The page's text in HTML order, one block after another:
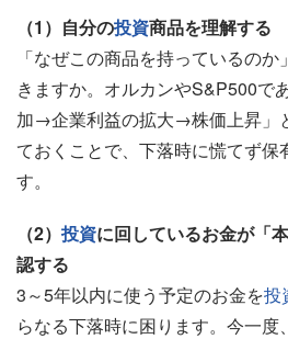
（1）自分の投資商品を理解する
「なぜこの商品を持っているの
きますか。オルカンやS&P500で
加→企業利益の拡大→株価上昇」
ておくことで、下落時に慌てず保
す。
（2） 投資に回しているお金が「
認する
3～5年以内に使う予定のお金を投
らなる下落時に困ります。今一